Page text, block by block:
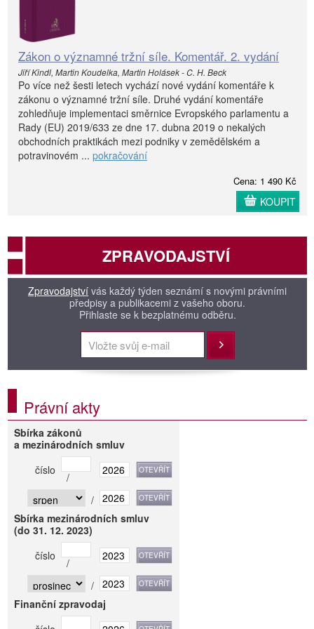
Zákon o významné tržní síle. Komentář. 2. vydání
Jiří Kindl, Martin Koudelka, Martin Holásek - C. H. Beck
Po více než šesti letech vychází nové vydání komentáře k
zákonu o významné tržní síle. Druhé vydání komentáře
zohledňuje implementaci směrnice Evropského parlamentu a
Rady (EU) 2019/633 ze dne 17. dubna 2019 o nekalých
obchodních praktikách mezi podniky v zemědělském a
potravinovém ... pokračování
Cena: 1 490 Kč
KOUPIT
ZPRAVODAJSTVÍ
Zpravodajství vás každý týden seznámí s novými právními
předpisy a publikacemi z vašeho oboru.
Přihlaste se k bezplatnému odběru.
Přihlásit
Právní akty
Sbírka zákonů
a mezinárodních smluv
číslo
/
/
Sbírka mezinárodních smluv
(do 31. 12. 2023)
číslo
/
/
Finanční zpravodaj